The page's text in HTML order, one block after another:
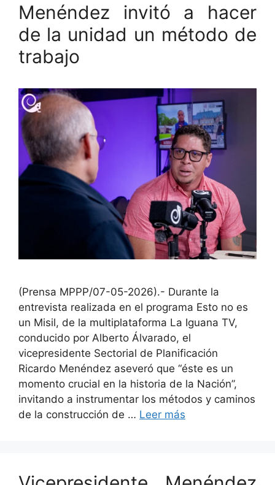
Menéndez invitó a hacer
de la unidad un método de
trabajo
(Prensa MPPP/07-05-2026).- Durante la
entrevista realizada en el programa Esto no es
un Misil, de la multiplataforma La Iguana TV,
conducido por Alberto Álvarado, el
vicepresidente Sectorial de Planificación
Ricardo Menéndez aseveró que “éste es un
momento crucial en la historia de la Nación”,
invitando a instrumentar los métodos y caminos
de la construcción de … Leer más